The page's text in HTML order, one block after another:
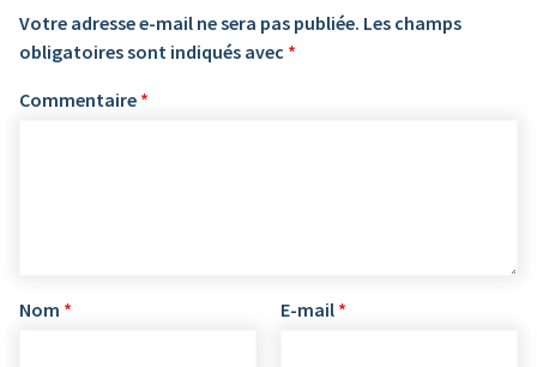
Votre adresse e-mail ne sera pas publiée. Les champs
obligatoires sont indiqués avec *
Commentaire *
Nom * E-mail *